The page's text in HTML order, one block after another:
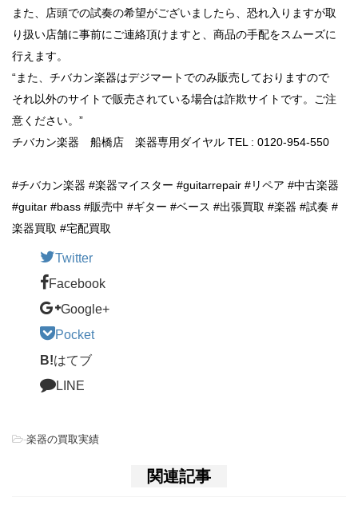
また、店頭での試奏の希望がございましたら、恐れ入りますが取
り扱い店舗に事前にご連絡頂けますと、商品の手配をスムーズに
行えます。
“また、チバカン楽器はデジマートでのみ販売しておりますので
それ以外のサイトで販売されている場合は詐欺サイトです。ご注
意ください。”
チバカン楽器 船橋店 楽器専用ダイヤル TEL : 0120-954-550
#チバカン楽器 #楽器マイスター #guitarrepair #リペア #中古楽器
#guitar #bass #販売中 #ギター #ベース #出張買取 #楽器 #試奏 #
楽器買取 #宅配買取
Twitter
Facebook
Google+
Pocket
B!はてブ
LINE
-楽器の買取実績
関連記事